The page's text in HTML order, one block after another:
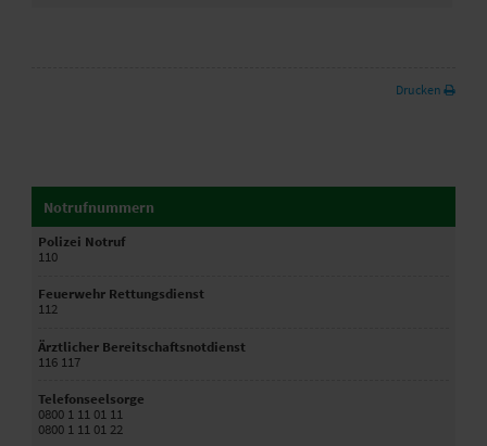
Drucken
Notrufnummern
Polizei Notruf
110
Feuerwehr Rettungsdienst
112
Ärztlicher Bereitschaftsnotdienst
116 117
Telefonseelsorge
0800 1 11 01 11
0800 1 11 01 22